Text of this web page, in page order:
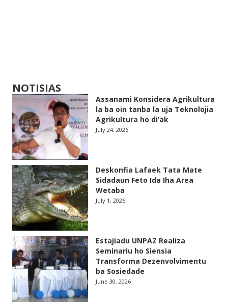
NOTISIAS
Assanami Konsidera Agrikultura
la ba oin tanba la uja Teknolojia
Agrikultura ho di’ak
July 24, 2026
Deskonfia Lafaek Tata Mate
Sidadaun Feto Ida Iha Area
Wetaba
July 1, 2026
Estajiadu UNPAZ Realiza
Seminariu ho Siensia
Transforma Dezenvolvimentu
ba Sosiedade
June 30, 2026